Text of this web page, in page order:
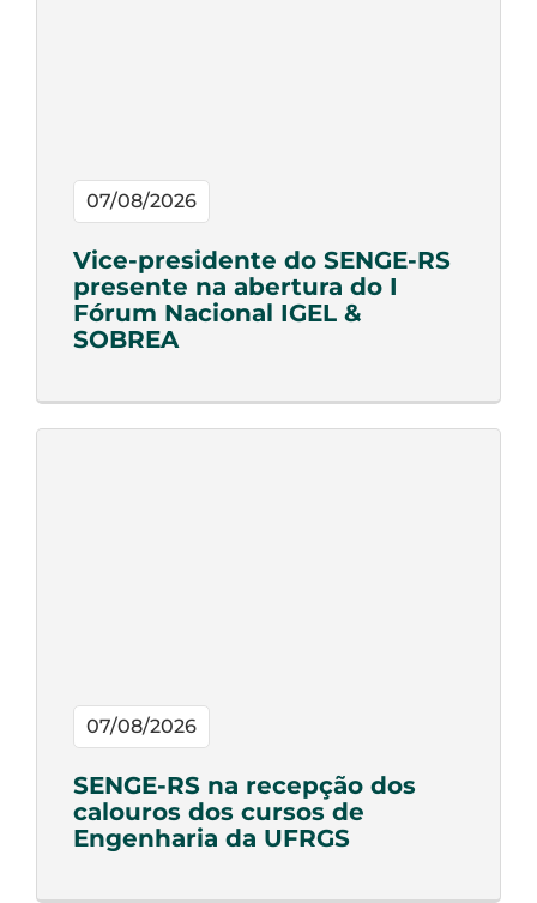
07/08/2026
Vice-presidente do SENGE-RS
presente na abertura do I
Fórum Nacional IGEL &
SOBREA
07/08/2026
SENGE-RS na recepção dos
calouros dos cursos de
Engenharia da UFRGS